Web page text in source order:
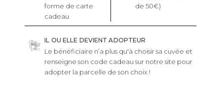
forme de carte
cadeau
de 50€)
IL OU ELLE DEVIENT ADOPTEUR
Le bénéficiaire n’a plus qu'à choisir sa cuvée et
renseigne son code cadeau sur notre site pour
adopter la parcelle de son choix !